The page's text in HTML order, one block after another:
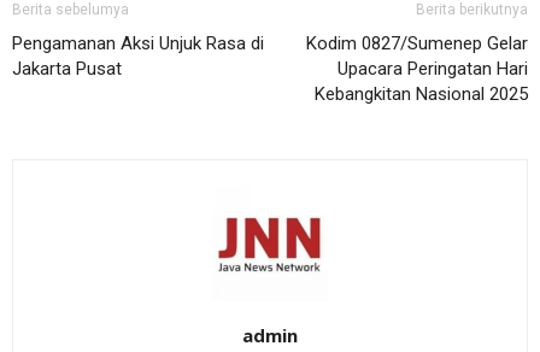
Berita sebelumya
Pengamanan Aksi Unjuk Rasa di
Jakarta Pusat
Berita berikutnya
Kodim 0827/Sumenep Gelar
Upacara Peringatan Hari
Kebangkitan Nasional 2025
admin